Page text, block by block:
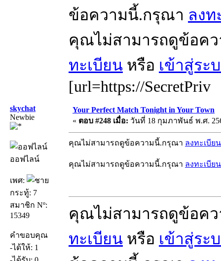
ข้อความนี้.กรุณา ลงท
คุณไม่สามารถดูข้อค
ทะเบียน หรือ เข้าสู่ระ
[url=https://SecretPriv
skychat
Newbie
ออฟไลน์
เพศ:
กระทู้: 7
สมาชิก Nº:
15349
คำขอบคุณ
-ได้ให้: 1
Your Perfect Match Tonight in Your Town
« ตอบ #248 เมื่อ: วันที่ 18 กุมภาพันธ์ พ.ศ.
คุณไม่สามารถดูข้อความนี้.กรุณา ลงทะเบียน
คุณไม่สามารถดูข้อความนี้.กรุณา ลงทะเบียน
คุณไม่สามารถดูข้อค
ทะเบียน หรือ เข้าสู่ระ